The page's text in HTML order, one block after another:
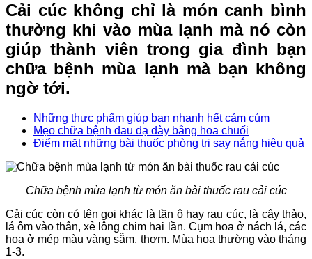
Cải cúc không chỉ là món canh bình
thường khi vào mùa lạnh mà nó còn
giúp thành viên trong gia đình bạn
chữa bệnh mùa lạnh mà bạn không
ngờ tới.
Những thực phẩm giúp bạn nhanh hết cảm cúm
Mẹo chữa bệnh đau dạ dày bằng hoa chuối
Điểm mặt những bài thuốc phòng trị say nắng hiệu quả
Chữa bệnh mùa lạnh từ món ăn bài thuốc rau cải cúc
Cải cúc còn có tên gọi khác là tần ô hay rau cúc, là cây thảo,
lá ôm vào thân, xẻ lông chim hai lần. Cụm hoa ở nách lá, các
hoa ở mép màu vàng sẫm, thơm. Mùa hoa thường vào tháng
1-3.